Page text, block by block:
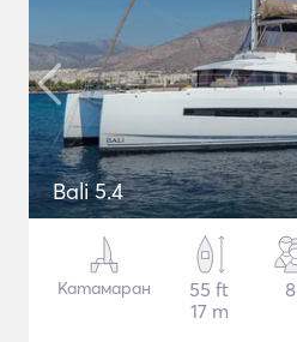
Bali 5.4
Катамаран
55 ft
17 m
8